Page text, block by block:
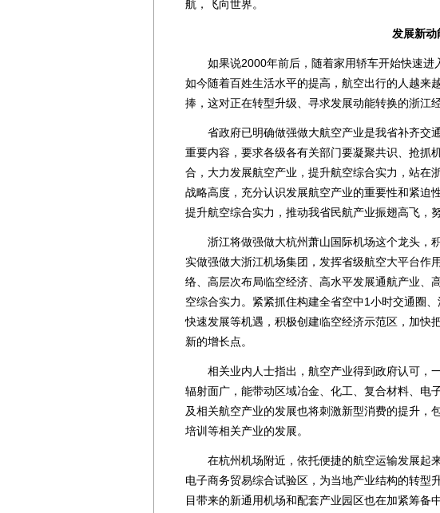
航，飞向世界。
发展新动
如果说2000年前后，随着家用轿车开始快速进
如今随着百姓生活水平的提高，航空出行的人越来
捧，这对正在转型升级、寻求发展动能转换的浙江
省政府已明确做强做大航空产业是我省补齐交
重要内容，要求各级各有关部门要凝聚共识、抢抓
合，大力发展航空产业，提升航空综合实力，站在
战略高度，充分认识发展航空产业的重要性和紧迫
提升航空综合实力，推动我省民航产业振翅高飞，
浙江将做强做大杭州萧山国际机场这个龙头，
实做强做大浙江机场集团，发挥省级航空大平台作
络、高层次布局临空经济、高水平发展通航产业、
空综合实力。紧紧抓住构建全省空中1小时交通圈
快速发展等机遇，积极创建临空经济示范区，加快
新的增长点。
相关业内人士指出，航空产业得到政府认可，一
辐射面广，能带动区域冶金、化工、复合材料、电
及相关航空产业的发展也将刺激新型消费的提升，
培训等相关产业的发展。
在杭州机场附近，依托便捷的航空运输发展起
电子商务贸易综合试验区，为当地产业结构的转型
目带来的新通用机场和配套产业园区也在加紧筹备